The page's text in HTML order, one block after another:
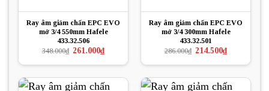
Ray âm giảm chấn EPC EVO
mở 3/4 550mm Hafele
433.32.506
348.000₫ Giá
là:
261.000₫Giá
hiện
tại
261.000₫.
Ray âm giảm chấn EPC EVO
mở 3/4 300mm Hafele
433.32.501
286.000₫ Giá
là:
214.500₫Giá
hiện
tại
214.500₫.